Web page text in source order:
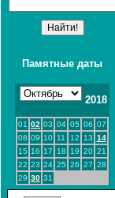
Памятные даты
2018
01 02 03 04 05 06 07
08 09 10 11 12 13 14
15 16 17 18 19 20 21
22 23 24 25 26 27 28
29 30 31